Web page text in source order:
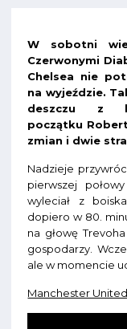
W sobotni
Czerwonymi
Chelsea nie
na wyjeździe.
deszczu z
początku
zmian i dwie
Nadzieje
pierwszej
wyleciał z
dopiero w 80.
na głowę
gospodarzy.
ale w momencie
Manchester